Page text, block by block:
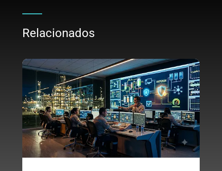
Relacionados